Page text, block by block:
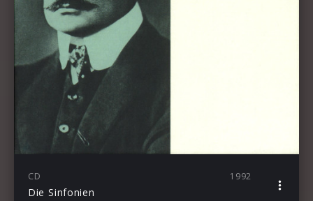
CD 1992
Die Sinfonien